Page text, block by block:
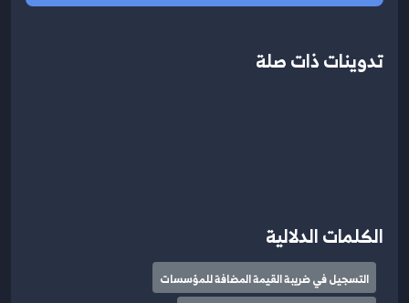
تدوينات ذات صلة
الكلمات الدلالية
التسجيل في ضريبة القيمة المضافة للمؤسسات